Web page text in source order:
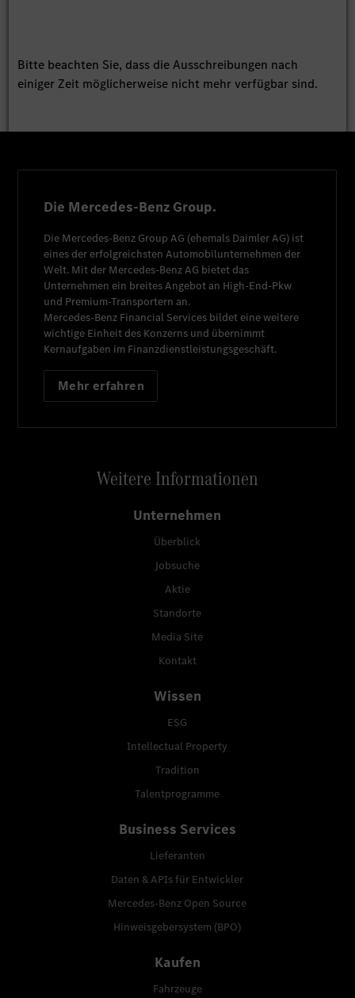
Bitte beachten Sie, dass die Ausschreibungen nach
einiger Zeit möglicherweise nicht mehr verfügbar sind.
Die Mercedes-Benz Group.
Die Mercedes-Benz Group AG (ehemals Daimler AG) ist
eines der erfolgreichsten Automobilunternehmen der
Welt. Mit der Mercedes-Benz AG bietet das
Unternehmen ein breites Angebot an High-End-Pkw
und Premium-Transportern an.
Mercedes-Benz Financial Services bildet eine weitere
wichtige Einheit des Konzerns und übernimmt
Kernaufgaben im Finanzdienstleistungsgeschäft.
Mehr erfahren
Weitere Informationen
Unternehmen
Überblick
Jobsuche
Aktie
Standorte
Media Site
Kontakt
Wissen
ESG
Intellectual Property
Tradition
Talentprogramme
Business Services
Lieferanten
Daten & APIs für Entwickler
Mercedes-Benz Open Source
Hinweisgebersystem (BPO)
Kaufen
Fahrzeuge